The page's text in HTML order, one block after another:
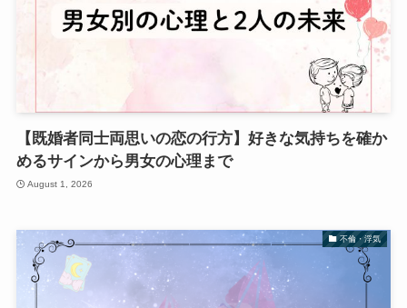
【既婚者同士両思いの恋の行方】好きな気持ちを確か
めるサインから男女の心理まで
August 1, 2026
不倫・浮気